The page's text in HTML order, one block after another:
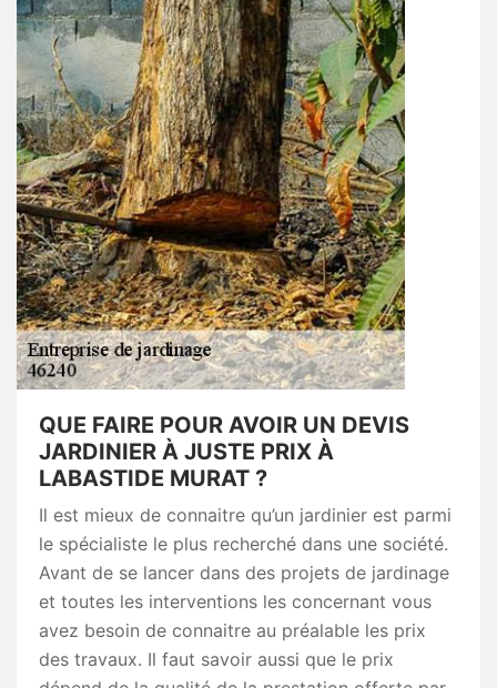
QUE FAIRE POUR AVOIR UN DEVIS
JARDINIER À JUSTE PRIX À
LABASTIDE MURAT ?
Il est mieux de connaitre qu’un jardinier est parmi
le spécialiste le plus recherché dans une société.
Avant de se lancer dans des projets de jardinage
et toutes les interventions les concernant vous
avez besoin de connaitre au préalable les prix
des travaux. Il faut savoir aussi que le prix